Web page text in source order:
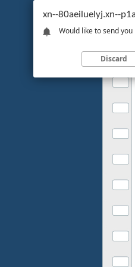
xn--80aeiluelyj.xn--
Would like to send
Discard